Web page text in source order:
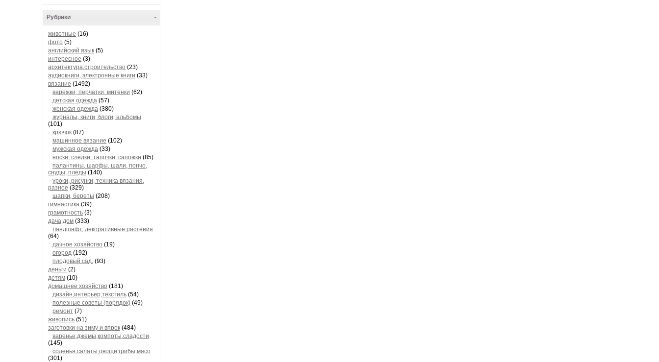
-
Рубрики
животные (16)
фото (5)
английский язык (5)
интересное (3)
архитектура,строительство (23)
аудиокниги, электронные книги (33)
вязание (1492)
варежки, перчатки, митенки (62)
детская одежда (57)
женская одежда (380)
журналы, книги, блоги, альбомы
(101)
крючок (87)
машинное вязание (102)
мужская одежда (33)
носки, следки, тапочки, сапожки (85)
палантины, шарфы, шали, пончо,
снуды, пледы (140)
уроки, рисунки, техника вязания,
разное (329)
шапки, береты (208)
гимнастика (39)
грамотность (3)
дача,дом (333)
ландшафт, декоративные растения
(64)
дачное хозяйство (19)
огород (192)
плодовый сад, (93)
деньги (2)
детям (10)
домашнее хозяйство (181)
дизайн,интерьер,текстиль (54)
полезные советы (порядок) (49)
ремонт (7)
живопись (51)
заготовки на зиму и впрок (484)
варенье,джемы,компоты,сладости
(145)
соленья,салаты,овощи,грибы,мясо
(301)